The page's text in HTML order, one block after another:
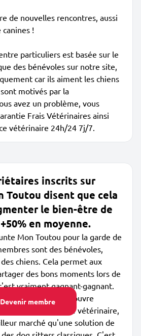
Devenir membre
de nouvelles rencontres, aussi
!
particuliers est basée sur le
des bénévoles sur notre site,
car ils aiment les chiens
motivés par la
avez un problème, vous
Frais Vétérinaires ainsi
vétérinaire 24h/24 7j/7.
inscrits sur
Toutou disent que cela
le bien-être de
en moyenne.
Mon Toutou pour la garde de
sont des bénévoles,
chiens. Cela permet aux
des bons moments lors de
vraiment gagnant-gagnant.
annuel couvre
et l'assistance vétérinaire,
marché qu'une solution de